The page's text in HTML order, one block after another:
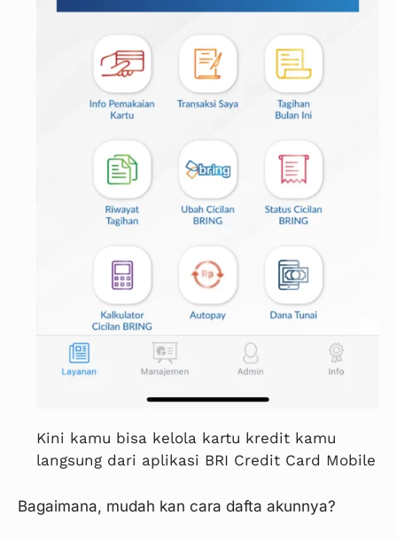
Kini kamu bisa kelola kartu kredit kamu
langsung dari aplikasi BRI Credit Card Mobile
Bagaimana, mudah kan cara dafta akunnya?